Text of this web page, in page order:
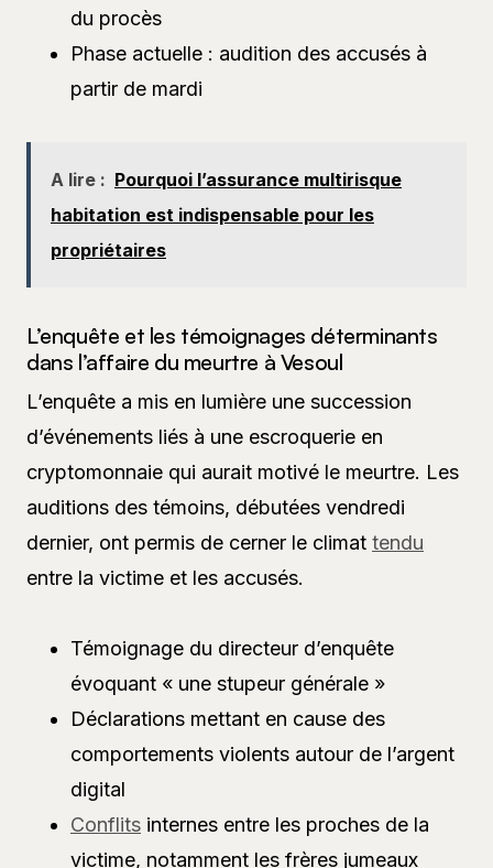
du procès
Phase actuelle : audition des accusés à
partir de mardi
A lire : Pourquoi l’assurance multirisque
habitation est indispensable pour les
propriétaires
L’enquête et les témoignages déterminants
dans l’affaire du meurtre à Vesoul
L’enquête a mis en lumière une succession
d’événements liés à une escroquerie en
cryptomonnaie qui aurait motivé le meurtre. Les
auditions des témoins, débutées vendredi
dernier, ont permis de cerner le climat tendu
entre la victime et les accusés.
Témoignage du directeur d’enquête
évoquant « une stupeur générale »
Déclarations mettant en cause des
comportements violents autour de l’argent
digital
Conflits internes entre les proches de la
victime, notamment les frères jumeaux